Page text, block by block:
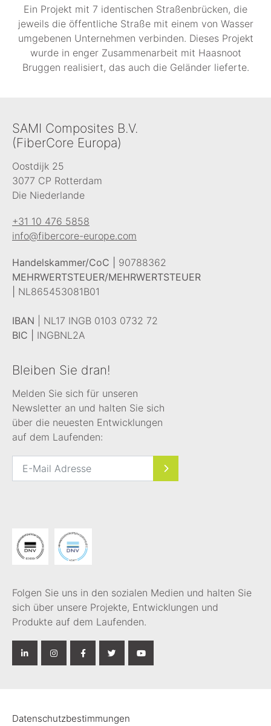
Ein Projekt mit 7 identischen Straßenbrücken, die
jeweils die öffentliche Straße mit einem von Wasser
umgebenen Unternehmen verbinden. Dieses Projekt
wurde in enger Zusammenarbeit mit Haasnoot
Bruggen realisiert, das auch die Geländer lieferte.
SAMI Composites B.V.
(FiberCore Europa)
Oostdijk 25
3077 CP Rotterdam
Die Niederlande
+31 10 476 5858
info@fibercore-europe.com
Handelskammer/CoC | 90788362
MEHRWERTSTEUER/MEHRWERTSTEUER
NL865453081B01
IBAN
| NL17 INGB 0103 0732 72
BIC | INGBNL2A
Bleiben Sie dran!
Melden Sie sich für unseren
Newsletter an und halten Sie sich
über die neuesten Entwicklungen
auf dem Laufenden:
Folgen Sie uns in den sozialen Medien und halten Sie
sich über unsere Projekte, Entwicklungen und
Produkte auf dem Laufenden.
Datenschutzbestimmungen